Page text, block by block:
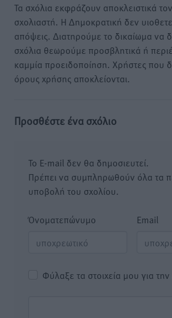
Τα σχόλια εκφράζουν αποκλειστικά
σχολιαστή. Η Δημοκρατική δεν
απόψεις. Διατηρούμε το δικαίωμα να
σχόλια θεωρούμε προσβλητικά ή
καμμία προειδοποίηση. Χρήστες που
όρους χρήσης αποκλείονται.
Προσθέστε ένα σχόλιο
Το E-mail δεν θα δημοσιευτεί.
Πρέπει να συμπληρωθούν όλα τα
υποβολή του σχολίου.
Όνοματεπώνυμο Email
Φύλαξε τα στοιχεία μου για